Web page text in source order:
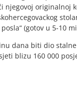
njegovoj originalnoj
(gotov u 5-10
dana biti dio
blizu 160 000